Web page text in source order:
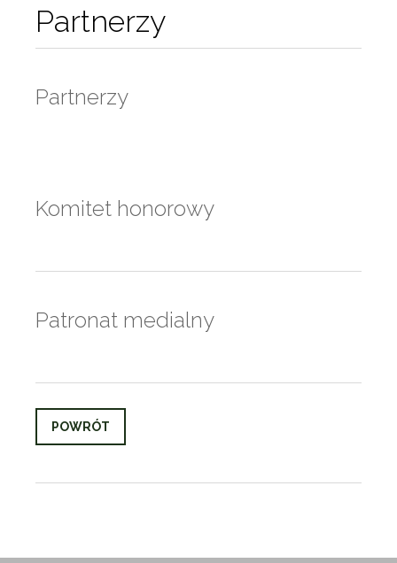
Partnerzy
Partnerzy
Komitet honorowy
Patronat medialny
POWRÓT